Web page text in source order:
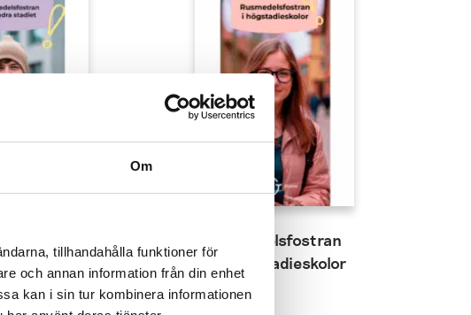
Om
tillhandahålla funktioner för
och annan information från din enhet
kan i sin tur kombinera informationen
stadiet
Rusmedelsfostran
för högstadieskolor